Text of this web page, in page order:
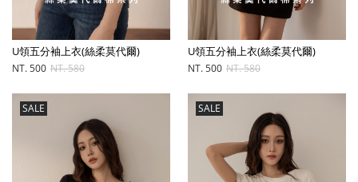
U領五分袖上衣(絲柔莫代爾)
NT. 500 NT. 580
U領五分袖上衣(絲柔莫代爾)
NT. 500 NT. 580
SALE SALE